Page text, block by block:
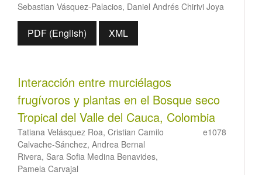
Sebastian Vásquez-Palacios, Daniel Andrés Chirivi Joya
PDF (English) XML
Interacción entre murciélagos
frugívoros y plantas en el Bosque seco
Tropical del Valle del Cauca, Colombia
Tatiana Velásquez Roa, Cristian Camilo
Calvache-Sánchez, Andrea Bernal
Rivera, Sara Sofia Medina Benavides,
Pamela Carvajal
e1078